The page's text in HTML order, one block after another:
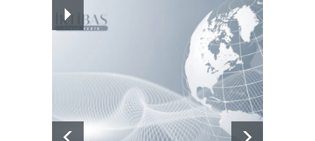
Kolombiya, solcu Petro'nun
yerine aşırı sağcı Espriella'yı
Güncel 8 Ağustos 2026